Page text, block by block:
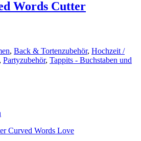
Words Cutter
, Back & Tortenzubehör, Hochzeit /
, Partyzubehör, Tappits - Buchstaben und